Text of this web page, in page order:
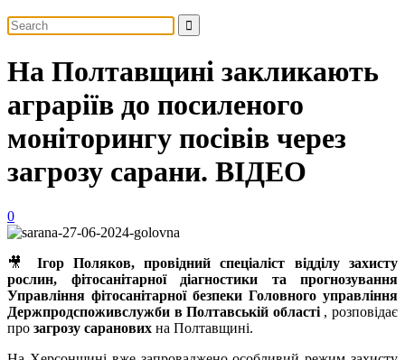
На Полтавщині закликають
аграріїв до посиленого
моніторингу посівів через
загрозу сарани. ВІДЕО
0
🎥
Ігор Поляков, провідний спеціаліст відділу захисту
рослин, фітосанітарної діагностики та прогнозування
Управління фітосанітарної безпеки Головного управління
Держпродспоживслужби в Полтавській області, розповідає
про загрозу саранових на Полтавщині.